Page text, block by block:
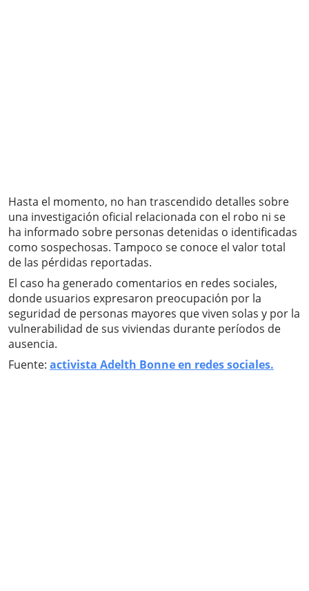
Hasta el momento, no han trascendido detalles sobre
una investigación oficial relacionada con el robo ni se
ha informado sobre personas detenidas o identificadas
como sospechosas. Tampoco se conoce el valor total
de las pérdidas reportadas.
El caso ha generado comentarios en redes sociales,
donde usuarios expresaron preocupación por la
seguridad de personas mayores que viven solas y por la
vulnerabilidad de sus viviendas durante períodos de
ausencia.
Fuente: activista Adelth Bonne en redes sociales.